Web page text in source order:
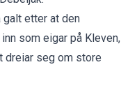
galt etter at den
som eigar på Kleven,
dreiar seg om store